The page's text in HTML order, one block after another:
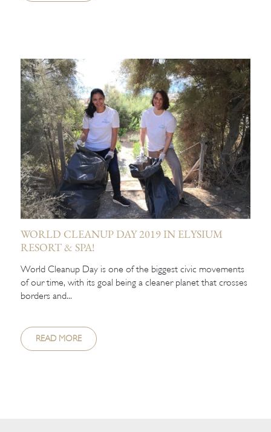
WORLD CLEANUP DAY 2019 IN ELYSIUM
RESORT & SPA!
World Cleanup Day is one of the biggest civic movements
of our time, with its goal being a cleaner planet that crosses
borders and...
READ MORE